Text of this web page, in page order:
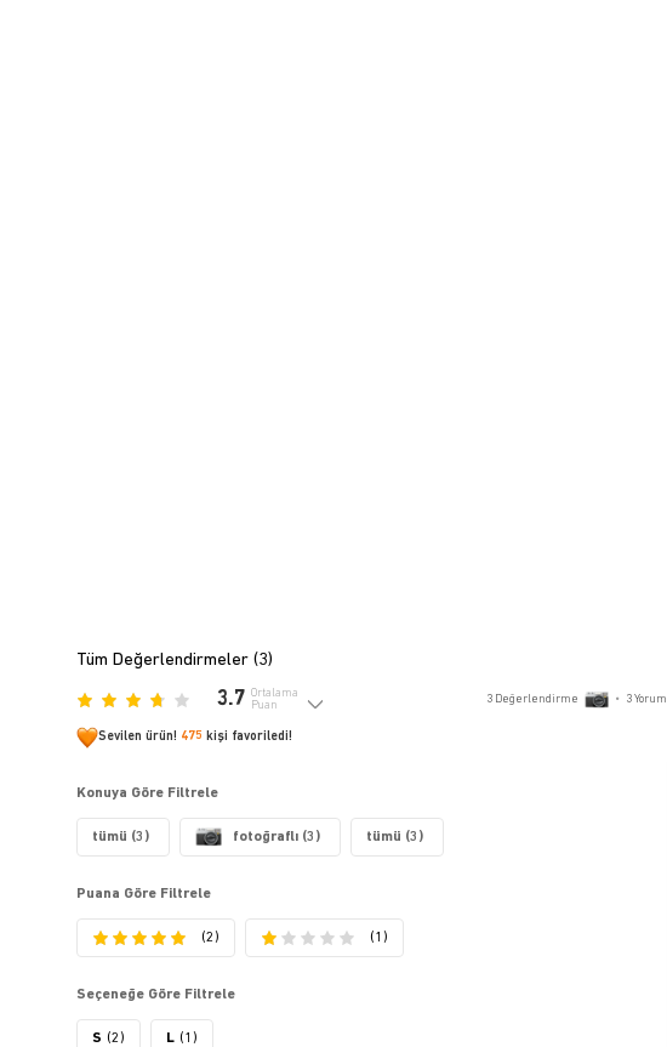
Tüm Değerlendirmeler (3)
3.7
Ortalama
Puan
3Değerlendirme • 3Yorum
Sevilen ürün! 475 kişi favoriledi!
Konuya Göre Filtrele
tümü (3) fotoğraflı (3) tümü (3)
Puana Göre Filtrele
(2) (1)
Seçeneğe Göre Filtrele
S (2) L (1)